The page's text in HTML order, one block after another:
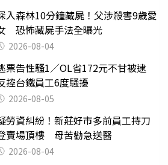
入森林10分鐘藏屍！父涉殺害9歲愛
恐怖藏屍手法全曝光
2026-08-04
票告性騷1／OL省172元不甘被逮
控台鐵員工6度騷擾
2026-08-05
勞資糾紛！新莊好市多前員工持刀
賣場頂樓 母苦勸急送醫
2026-08-04